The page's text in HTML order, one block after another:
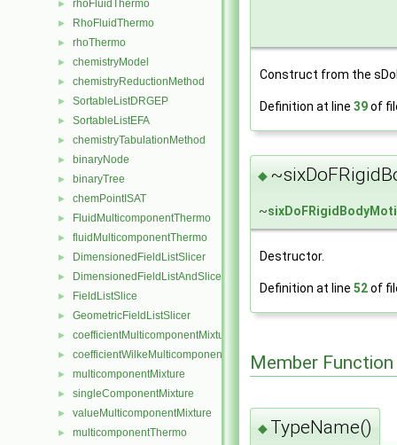
► rhoFluidThermo
► RhoFluidThermo
► rhoThermo
► chemistryModel
► chemistryReductionMethod
► SortableListDRGEP
► SortableListEFA
► chemistryTabulationMethod
► binaryNode
► binaryTree
► chemPointISAT
► FluidMulticomponentThermo
► fluidMulticomponentThermo
► DimensionedFieldListSlicer
► DimensionedFieldListAndSlicer
► FieldListSlice
► GeometricFieldListSlicer
► coefficientMulticomponentMixture
► coefficientWilkeMulticomponentMixture
► multicomponentMixture
► singleComponentMixture
► valueMulticomponentMixture
► multicomponentThermo
Construct from the
Definition at line 39of
◆
~
Destructor.
Definition at line 52of
Member
◆ TypeName()